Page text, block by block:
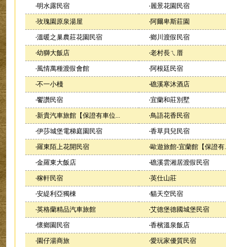
‧明水露民宿 ‧麗景花園民宿
‧玫瑰園原泉湯屋 ‧阿爾卑斯莊園
‧溫暖之巢農莊花園民宿 ‧鄉川渡假民宿
‧幼獅大飯店 ‧老村長ㄟ厝
‧風情萬種渡假會館 ‧阿根廷民宿
‧不一小棧 ‧礁溪寒沐酒店
‧饗讚民宿 ‧宜蘭和莊別墅
‧新貴汽車旅館【保證有車位... ‧鳥語花香民宿
‧伊莎城堡電梯庭園民宿 ‧香草貝兒民宿
‧羅東陌上花開民宿 ‧歐遊旅館-宜蘭館【保證有
‧金羅東大飯店 ‧礁溪雲湘居渡假民宿
‧稼軒民宿 ‧英仕山莊
‧安緹利亞獨棟 ‧貓天空民宿
‧英格蘭精品汽車旅館 ‧艾德堡德國城堡民宿
‧懷鄉園民宿 ‧香檳溫泉飯店
‧園仔湯商旅 ‧愛玩家優質民宿